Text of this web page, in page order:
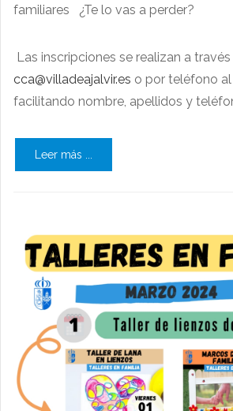
familiares ¿Te lo vas a perder?
Las inscripciones se realizan a
cca@villadeajalvir.es o por teléfono
facilitando nombre, apellidos y
Leer más ...